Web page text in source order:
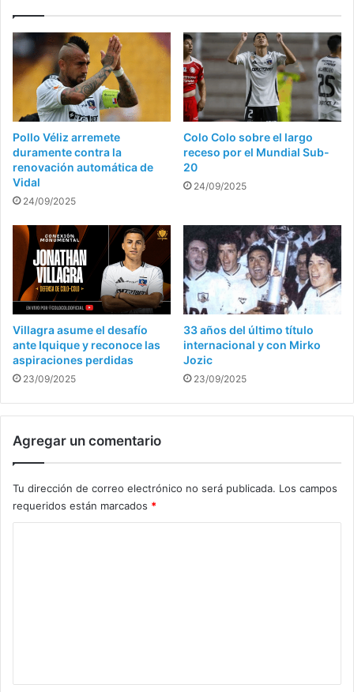
Pollo Véliz arremete
duramente contra la
renovación automática de
Vidal
24/09/2025
Colo Colo sobre el largo
receso por el Mundial Sub-
20
24/09/2025
Villagra asume el desafío
ante Iquique y reconoce las
aspiraciones perdidas
23/09/2025
33 años del último título
internacional y con Mirko
Jozic
23/09/2025
Agregar un comentario
Tu dirección de correo electrónico no será publicada. Los campos
requeridos están marcados *